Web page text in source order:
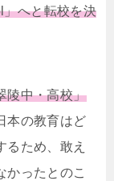
へと転校を決
陵中・高校」
本の教育はど
るため、敢え
かったとのこ